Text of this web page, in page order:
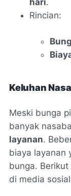
hari.
Rincian:
Keluhan
Meski bunga
banyak
layanan.
biaya layanan
bunga.
di media